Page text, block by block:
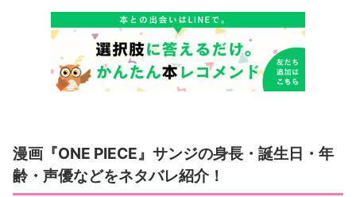
漫画『ONE PIECE』サンジの身長・誕生日・年
齢・声優などをネタバレ紹介！